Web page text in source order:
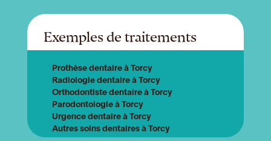
Exemples de traitements
Prothèse dentaire à Torcy
Radiologie dentaire à Torcy
Orthodontiste dentaire à Torcy
Parodontologie à Torcy
Urgence dentaire à Torcy
Autres soins dentaires à Torcy